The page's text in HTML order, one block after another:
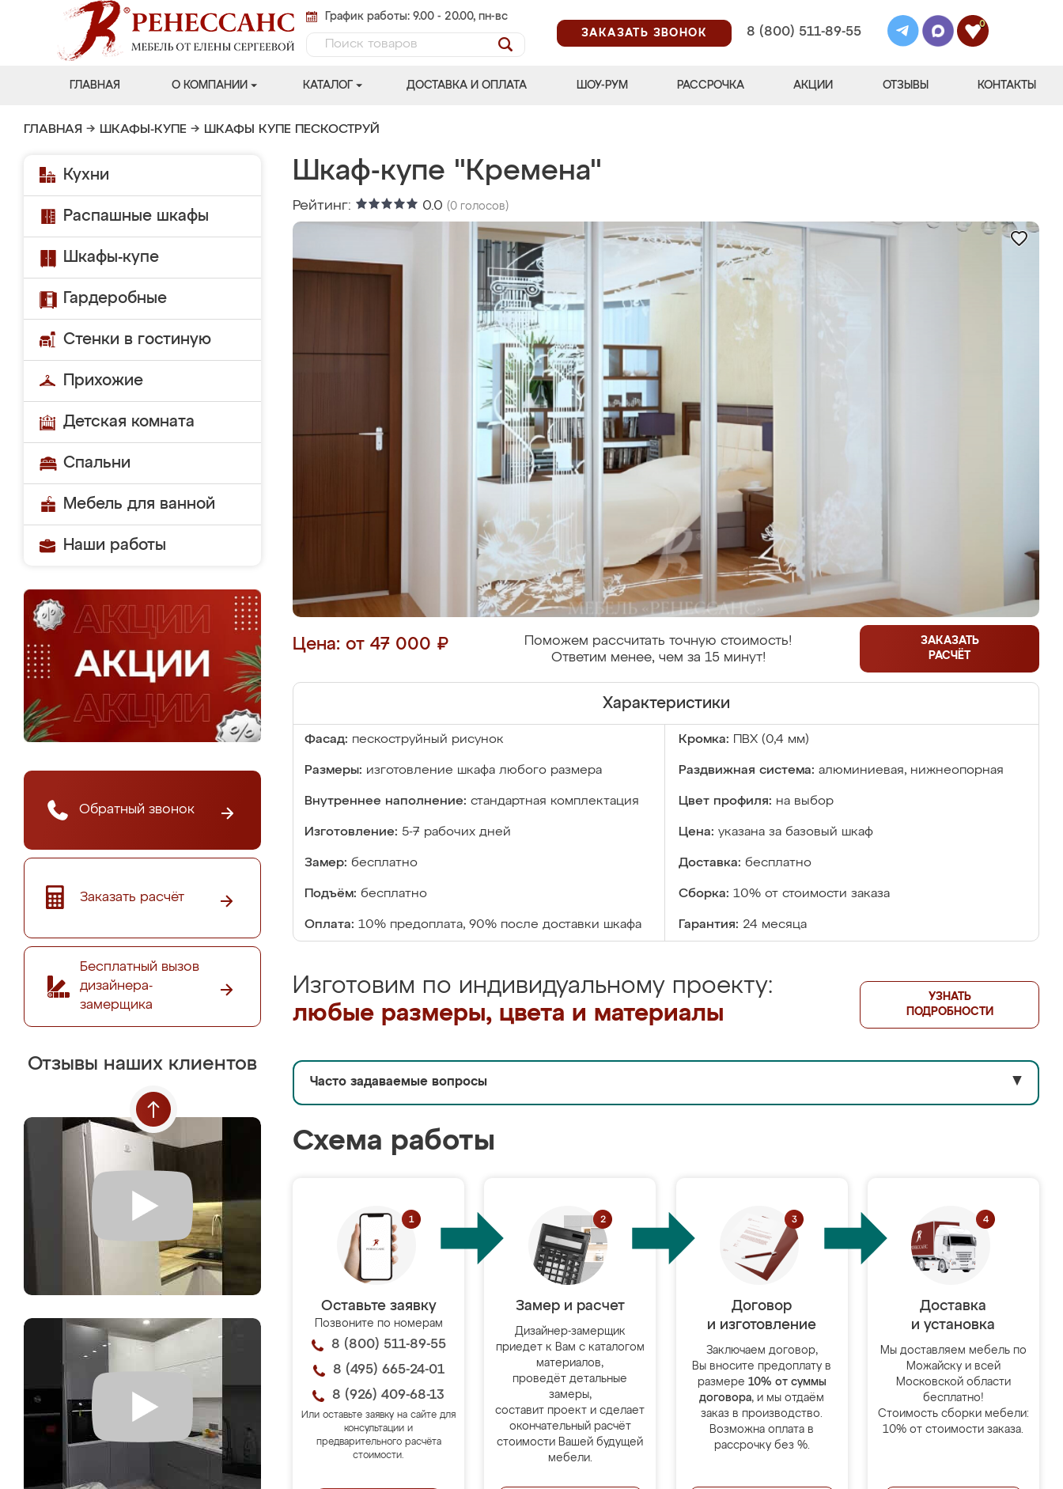
График работы: 9.00 - 20.00, пн-вс
ЗАКАЗАТЬ ЗВОНОК
8 (800) 511-89-55
0
ГЛАВНАЯ О КОМПАНИИ КАТАЛОГ ДОСТАВКА И ОПЛАТА ШОУ-РУМ РАССРОЧКА АКЦИИ ОТЗЫВЫ КОНТАКТЫ
ГЛАВНАЯ → ШКАФЫ-КУПЕ → ШКАФЫ КУПЕ ПЕСКОСТРУЙ
Кухни
Распашные шкафы
Шкафы-купе
Гардеробные
Стенки в гостиную
Прихожие
Детская комната
Спальни
Мебель для ванной
Наши работы
Обратный звонок
Заказать расчёт
Бесплатный вызов
дизайнера-
замерщика
Отзывы наших клиентов
Шкаф-купе "Кремена"
Рейтинг: 0.0 (0 голосов)
Цена: от 47 000 ₽
Поможем рассчитать точную стоимость!
Ответим менее, чем за 15 минут!
ЗАКАЗАТЬ
РАСЧЁТ
Характеристики
Фасад: пескоструйный рисунок Кромка: ПВХ (0,4 мм)
Размеры: изготовление шкафа любого размера Раздвижная система: алюминиевая, нижнеопорная
Внутреннее наполнение: стандартная комплектация Цвет профиля: на выбор
Изготовление: 5-7 рабочих дней Цена: указана за базовый шкаф
Замер: бесплатно Доставка: бесплатно
Подъём: бесплатно Сборка: 10% от стоимости заказа
Оплата: 10% предоплата, 90% после доставки шкафа Гарантия: 24 месяца
Изготовим по индивидуальному проекту:
любые размеры, цвета и материалы
УЗНАТЬ
ПОДРОБНОСТИ
Часто задаваемые вопросы ▼
Схема работы
Оставьте заявку
Позвоните по номерам
8 (800) 511-89-55
8 (495) 665-24-01
8 (926) 409-68-13
Или оставьте заявку на сайте для
консультации и
предварительного расчёта
стоимости.
Замер и расчет
Дизайнер-замерщик
приедет к Вам с каталогом
материалов,
проведёт детальные
замеры,
составит проект и сделает
окончательный расчёт
стоимости Вашей будущей
мебели.
Договор
и изготовление
Заключаем договор,
Вы вносите предоплату в
размере 10% от суммы
договора, и мы отдаём
заказ в производство.
Возможна оплата в
рассрочку без %.
Доставка
и установка
Мы доставляем мебель по
Можайску и всей
Московской области
бесплатно!
Стоимость сборки мебели:
10% от стоимости заказа.